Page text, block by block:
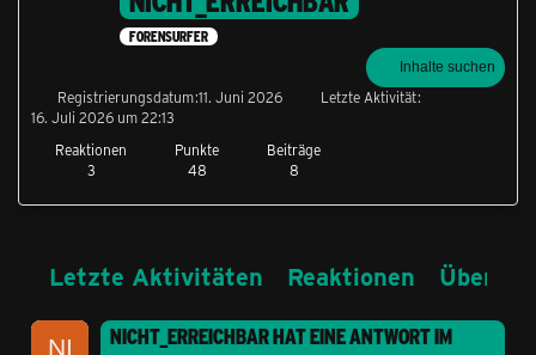
FORENSURFER
Reaktionen
3
Punkte
48
Beiträge
8
Inhalte suchen
Registrierungsdatum 11. Juni 2026
Letzte Aktivität
16. Juli 2026 um 22:13
Letzte Aktivitäten Reaktionen Über
NICHT_ERREICHBARHAT EINE ANTWORT IM